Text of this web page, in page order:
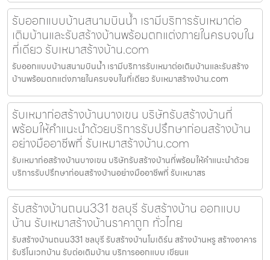
รับออกแบบบ้านสนามบินน้ำ เรามีบริการรับเหมาต่อ
เติมบ้านและรับสร้างบ้านพร้อมตกแต่งภายในครบจบใน
ที่เดียว รับเหมาสร้างบ้าน.com
รับออกแบบบ้านสนามบินน้ำ เรามีบริการรับเหมาต่อเติมบ้านและรับสร้าง
บ้านพร้อมตกแต่งภายในครบจบในที่เดียว รับเหมาสร้างบ้าน.com
รับเหมาก่อสร้างบ้านบางเขน บริษัทรับสร้างบ้านที่
พร้อมให้คำแนะนำด้วยบริการรับปรึกษาก่อนสร้างบ้าน
อย่างมืออาชีพที่ รับเหมาสร้างบ้าน.com
รับเหมาก่อสร้างบ้านบางเขน บริษัทรับสร้างบ้านที่พร้อมให้คำแนะนำด้วย
บริการรับปรึกษาก่อนสร้างบ้านอย่างมืออาชีพที่ รับเหมาสร
รับสร้างบ้านถนน331 ชลบุรี รับสร้างบ้าน ออกแบบ
บ้าน รับเหมาสร้างบ้านราคาถูก ทั่วไทย
รับสร้างบ้านถนน331 ชลบุรี รับสร้างบ้านโมเดิร์น สร้างบ้านหรู สร้างอาคาร
รับรีโนเวทบ้าน รับต่อเติมบ้าน บริการออกแบบ เขียนแ